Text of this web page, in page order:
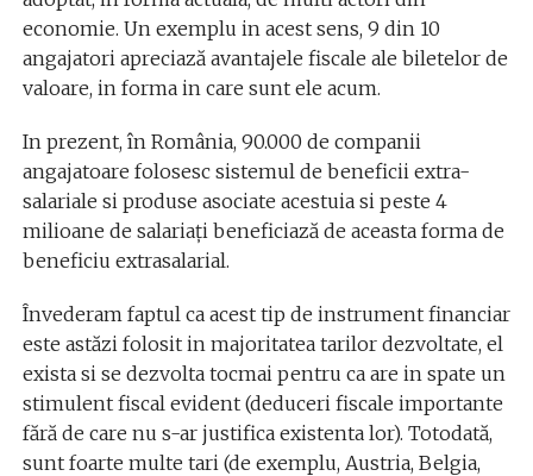
economie. Un exemplu in acest sens, 9 din 10
angajatori apreciază avantajele fiscale ale biletelor de
valoare, in forma in care sunt ele acum.
In prezent, în România, 90.000 de companii
angajatoare folosesc sistemul de beneficii extra-
salariale si produse asociate acestuia si peste 4
milioane de salariați beneficiază de aceasta forma de
beneficiu extrasalarial.
Învederam faptul ca acest tip de instrument financiar
este astăzi folosit in majoritatea tarilor dezvoltate, el
exista si se dezvolta tocmai pentru ca are in spate un
stimulent fiscal evident (deduceri fiscale importante
fără de care nu s-ar justifica existenta lor). Totodată,
sunt foarte multe tari (de exemplu, Austria, Belgia,